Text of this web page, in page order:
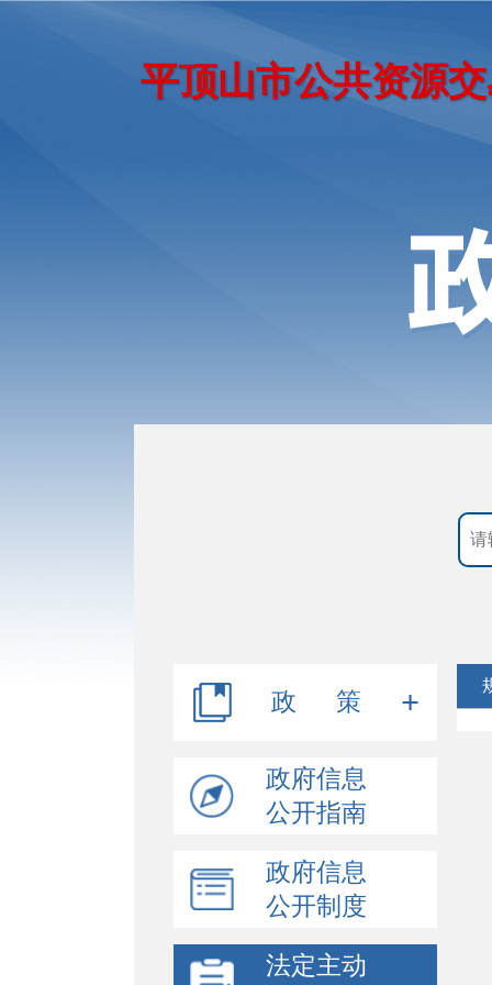
平顶山市公共资源
政 策
政策法规
其他文件
政府信息
公开指南
政府信息
公开制度
法定主动